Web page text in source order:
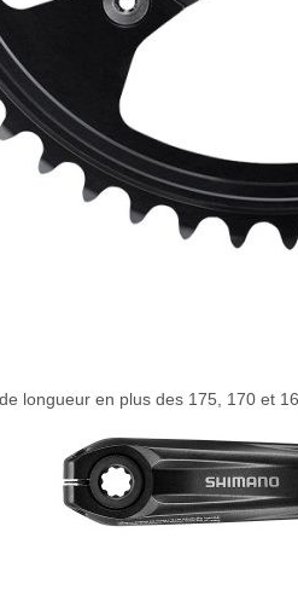
longueur en plus des 175, 170 et